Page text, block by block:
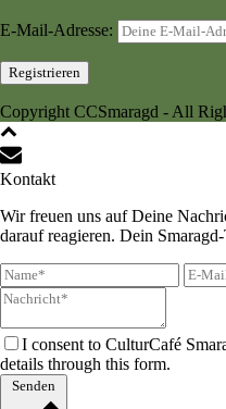
E-Mail-Adresse:
Copyright CCSmaragd - All
Kontakt
Wir freuen uns auf Deine
darauf reagieren. Dein Smaragd-
I consent to CulturCafé
details through this form.
Senden